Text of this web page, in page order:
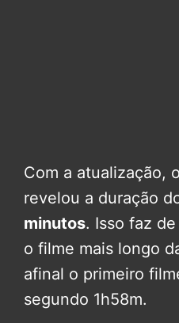
Com a atualização,
revelou a duração
minutos. Isso faz de
o filme mais longo
afinal o primeiro
segundo 1h58m.